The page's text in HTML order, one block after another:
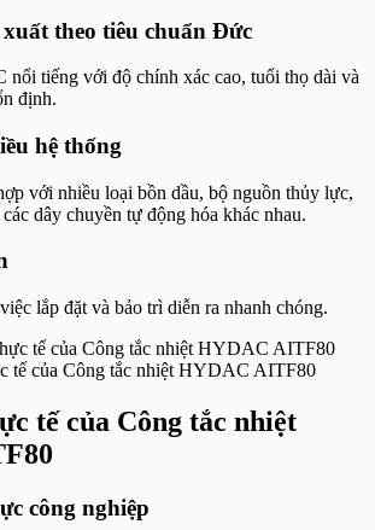
theo tiêu chuẩn Đức
tiếng với độ chính xác cao, tuổi thọ dài và
định.
hệ thống
với nhiều loại bồn dầu, bộ nguồn thủy lực,
dây chuyền tự động hóa khác nhau.
lắp đặt và bảo trì diễn ra nhanh chóng.
tế của Công tắc nhiệt HYDAC AITF80
tế của Công tắc nhiệt
công nghiệp